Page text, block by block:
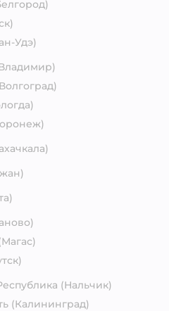
Удэ)
(Нальчик)
(Калининград)